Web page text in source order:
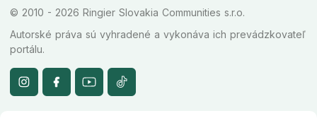
© 2010 - 2026 Ringier Slovakia Communities s.r.o.
Autorské práva sú vyhradené a vykonáva ich prevádzkovateľ
portálu.